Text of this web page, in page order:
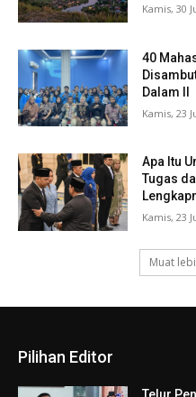
Kamis, 30
40
Dalam II
Kamis, 23
Apa Itu
Tugas
Kamis, 23
Muat
Pilihan Editor